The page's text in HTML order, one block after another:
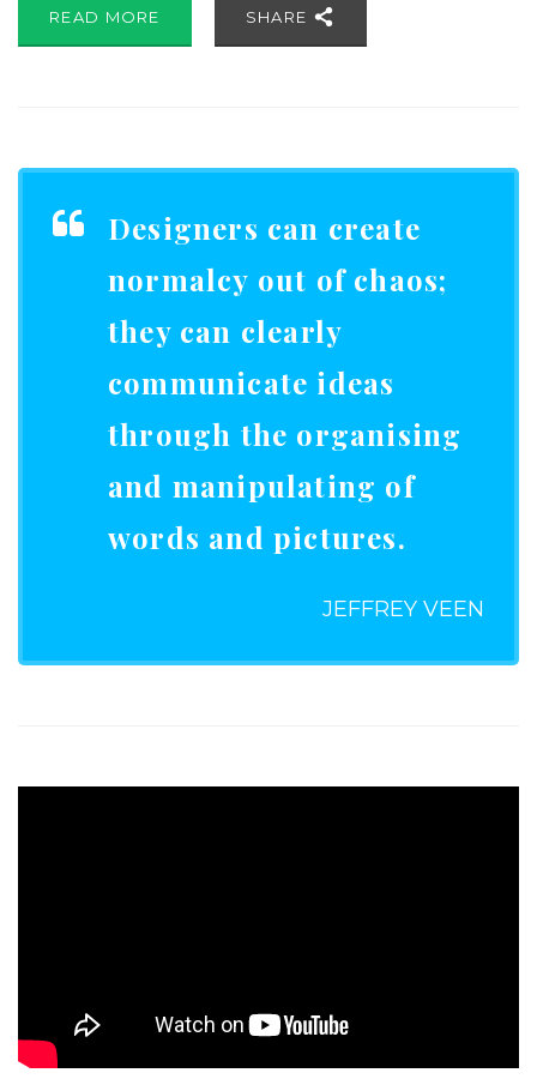
READ MORE SHARE
Designers can create
normalcy out of chaos;
they can clearly
communicate ideas
through the organising
and manipulating of
words and pictures.
JEFFREY VEEN